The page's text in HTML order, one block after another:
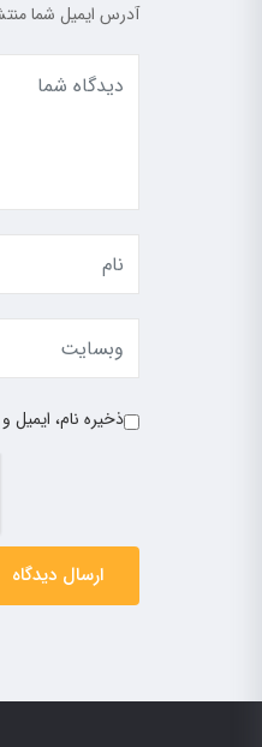
آدرس ایمیل شما
ذخیره نام،